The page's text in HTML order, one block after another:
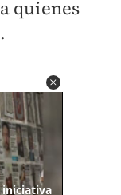
quienes